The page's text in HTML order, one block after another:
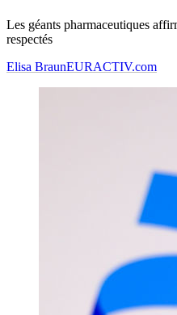
Les géants pharmaceutiques
respectés
Elisa BraunEURACTIV.com